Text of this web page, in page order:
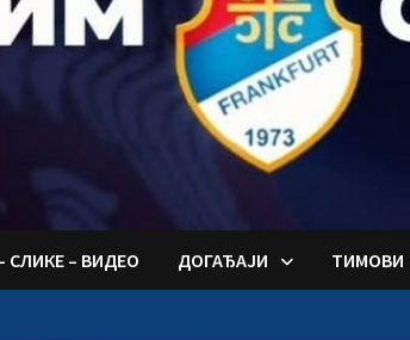
СЛИКЕ – ВИДЕО ДОГАЂАЈИ ТИМОВИ